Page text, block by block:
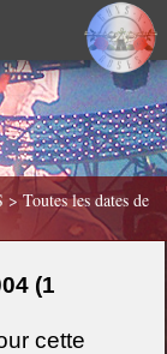
> Toutes les dates de
(1
cette